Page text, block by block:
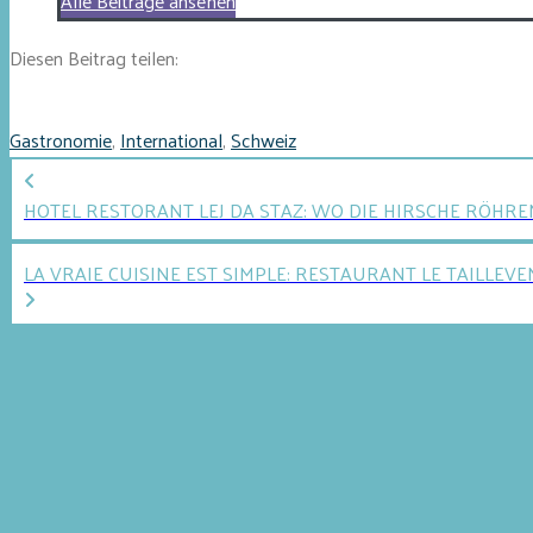
Diesen Beitrag teilen:
Gastronomie, International,Schweiz
HOTEL RESTORANT LEJ DA STAZ: WO DIE HIRSCHE
LA VRAIE CUISINE EST SIMPLE: RESTAURANT LE